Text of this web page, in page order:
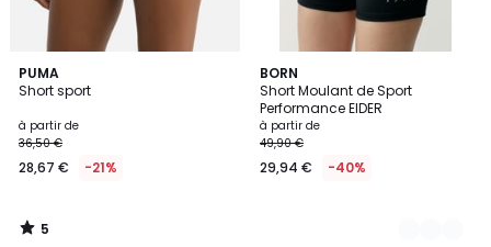
PUMA
Short sport
à partir de
36,50 €
28,67 € -21%
5
/
5
/
BORN
Short Moulant de Sport
Performance EIDER
à partir de
49,90 €
29,94 € -40%
2
Couleurs